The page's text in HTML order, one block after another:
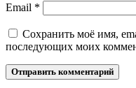
Email *
Сохранить моё имя,
последующих моих